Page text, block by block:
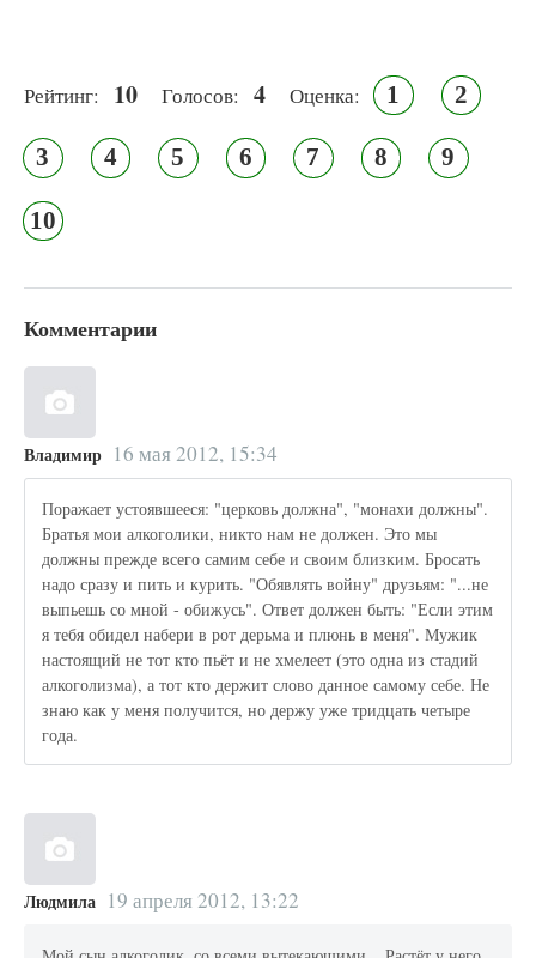
Рейтинг: 10 Голосов: 4 Оценка: 1 2
3 4 5 6 7 8 9
10
Комментарии
Владимир 16 мая 2012, 15:34
Поражает устоявшееся: "церковь должна", "монахи должны".
Братья мои алкоголики, никто нам не должен. Это мы
должны прежде всего самим себе и своим близким. Бросать
надо сразу и пить и курить. "Обявлять войну" друзьям: "...не
выпьешь со мной - обижусь". Ответ должен быть: "Если этим
я тебя обидел набери в рот дерьма и плюнь в меня". Мужик
настоящий не тот кто пьёт и не хмелеет (это одна из стадий
алкоголизма), а тот кто держит слово данное самому себе. Не
знаю как у меня получится, но держу уже тридцать четыре
года.
Людмила 19 апреля 2012, 13:22